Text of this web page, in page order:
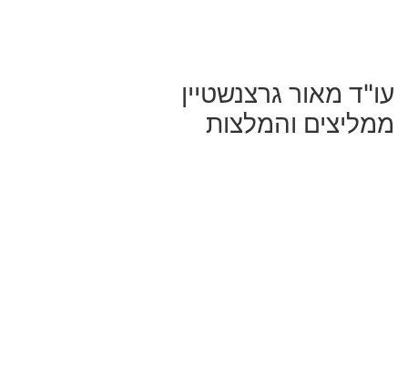
עו"ד מאור גרצנשטיין
ממליצים והמלצות